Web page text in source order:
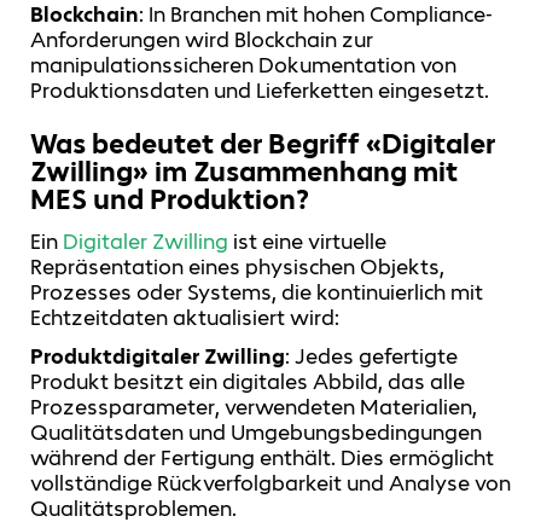
Blockchain: In Branchen mit hohen Compliance-
Anforderungen wird Blockchain zur
manipulationssicheren Dokumentation von
Produktionsdaten und Lieferketten eingesetzt.
Was bedeutet der Begriff «Digitaler
Zwilling» im Zusammenhang mit
MES und Produktion?
Ein Digitaler Zwilling ist eine virtuelle
Repräsentation eines physischen Objekts,
Prozesses oder Systems, die kontinuierlich mit
Echtzeitdaten aktualisiert wird:
Produktdigitaler Zwilling: Jedes gefertigte
Produkt besitzt ein digitales Abbild, das alle
Prozessparameter, verwendeten Materialien,
Qualitätsdaten und Umgebungsbedingungen
während der Fertigung enthält. Dies ermöglicht
vollständige Rückverfolgbarkeit und Analyse von
Qualitätsproblemen.